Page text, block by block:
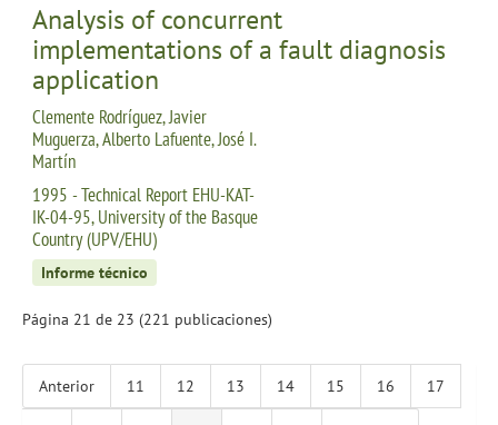
Analysis of concurrent
implementations of a fault diagnosis
application
Clemente Rodríguez, Javier
Muguerza, Alberto Lafuente, José I.
Martín
1995 - Technical Report EHU-KAT-
IK-04-95, University of the Basque
Country (UPV/EHU)
Informe técnico
Página 21 de 23 (221 publicaciones)
Anterior 11 12 13 14 15 16 17